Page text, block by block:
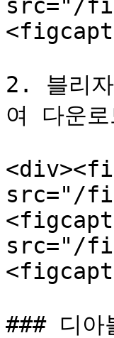
src="/
2. 블리
여 다운
src="/
src="/
### 디아